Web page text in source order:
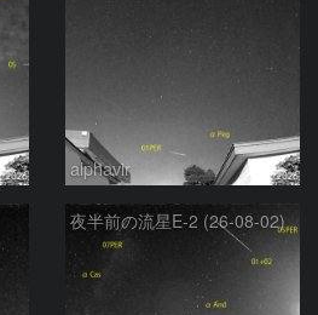
alphavir
夜半前の流星E-2 (26-08-02)